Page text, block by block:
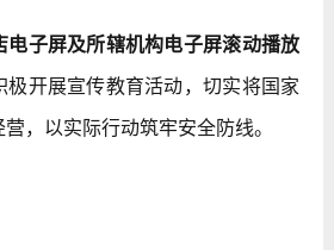
电子屏及所辖机构电子屏滚动播放
极开展宣传教育活动，切实将国家
，以实际行动筑牢安全防线。